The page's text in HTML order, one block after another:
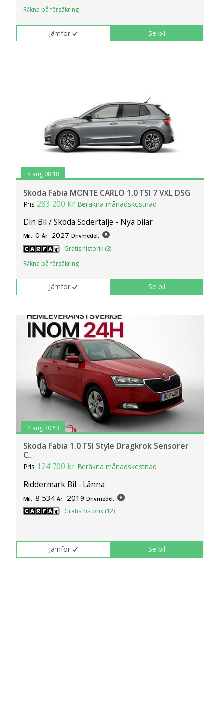
Räkna på försäkring
Jämför Se bil
5 aug 08:18
Skoda Fabia MONTE CARLO 1,0 TSI 7 VXL DSG
Pris 283 200 kr Beräkna månadskostnad
Din Bil / Skoda Södertälje - Nya bilar
Mil: 0 År: 2027 Drivmedel:
Gratis historik (3)
Räkna på försäkring
Jämför Se bil
4 aug 20:53
Skoda Fabia 1.0 TSI Style Dragkrok Sensorer
C..
Pris 124 700 kr Beräkna månadskostnad
Riddermark Bil - Länna
Mil: 8 534 År: 2019 Drivmedel:
Gratis historik (12)
Jämför Se bil